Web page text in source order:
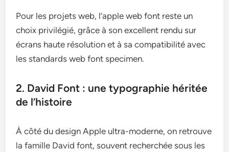
Pour les projets web, l’apple web font reste un
choix privilégié, grâce à son excellent rendu sur
écrans haute résolution et à sa compatibilité avec
les standards web font specimen.
2. David Font : une typographie héritée
de l’histoire
À côté du design Apple ultra-moderne, on retrouve
la famille David font, souvent recherchée sous les